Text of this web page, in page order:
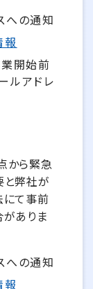
への通知
報
業開始前
ルアドレ
から緊急
と弊社が
にて事前
ありま
への通知
報